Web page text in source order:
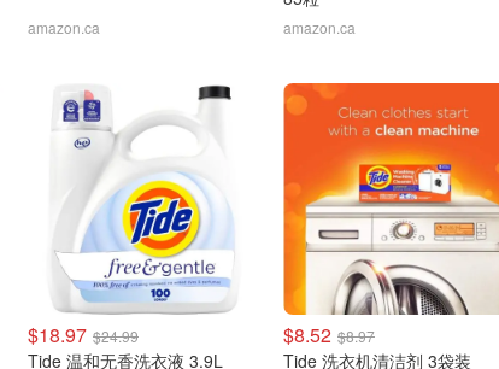
amazon.ca amazon.ca
$18.97 $24.99
Tide 温和无香洗衣液 3.9L
$8.52 $8.97
Tide 洗衣机清洁剂 3袋装